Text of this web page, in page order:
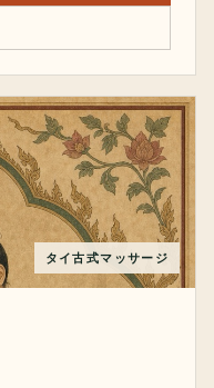
タイ古式マッサージ